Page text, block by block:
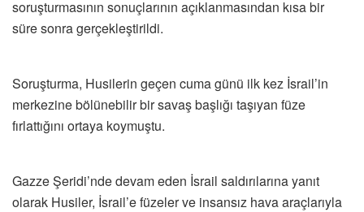
soruşturmasının sonuçlarının açıklanmasından kısa bir
süre sonra gerçekleştirildi.
Soruşturma, Husilerin geçen cuma günü ilk kez İsrail’in
merkezine bölünebilir bir savaş başlığı taşıyan füze
fırlattığını ortaya koymuştu.
Gazze Şeridi’nde devam eden İsrail saldırılarına yanıt
olarak Husiler, İsrail’e füzeler ve insansız hava araçlarıyla